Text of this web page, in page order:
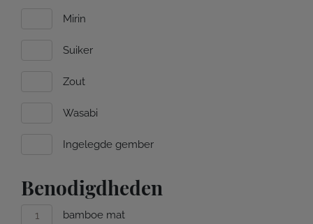
Mirin
Suiker
Zout
Wasabi
Ingelegde gember
Benodigdheden
bamboe mat